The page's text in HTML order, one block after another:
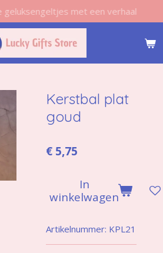
geluksengeltjes met een verhaal
Kerstbal plat
goud
€ 5,75
In
winkelwagen
Artikelnummer: KPL21